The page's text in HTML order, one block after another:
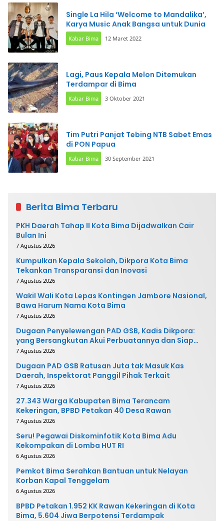
Single La Hila ‘Welcome to Mandalika’,
Karya Music Anak Bangsa untuk Dunia
Kabar Bima 12 Maret 2022
Lagi, Paus Kepala Melon Ditemukan
Terdampar di Bima
Kabar Bima 3 Oktober 2021
Tim Putri Panjat Tebing NTB Sabet Emas
di PON Papua
Kabar Bima 30 September 2021
Berita Bima Terbaru
PKH Daerah Tahap II Kota Bima Dijadwalkan Cair
Bulan Ini
7 Agustus 2026
Kumpulkan Kepala Sekolah, Dikpora Kota Bima
Tekankan Transparansi dan Inovasi
7 Agustus 2026
Wakil Wali Kota Lepas Kontingen Jambore Nasional,
Bawa Harum Nama Kota Bima
7 Agustus 2026
Dugaan Penyelewengan PAD GSB, Kadis Dikpora:
yang Bersangkutan Akui Perbuatannya dan Siap
Mengembalikan Uang
7 Agustus 2026
Dugaan PAD GSB Ratusan Juta tak Masuk Kas
Daerah, Inspektorat Panggil Pihak Terkait
7 Agustus 2026
27.343 Warga Kabupaten Bima Terancam
Kekeringan, BPBD Petakan 40 Desa Rawan
7 Agustus 2026
Seru! Pegawai Diskominfotik Kota Bima Adu
Kekompakan di Lomba HUT RI
6 Agustus 2026
Pemkot Bima Serahkan Bantuan untuk Nelayan
Korban Kapal Tenggelam
6 Agustus 2026
BPBD Petakan 1.952 KK Rawan Kekeringan di Kota
Bima, 5.604 Jiwa Berpotensi Terdampak